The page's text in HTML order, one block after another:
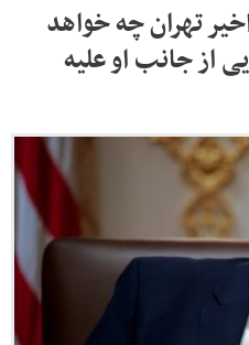
تهران چه خواهد
از جانب او علیه